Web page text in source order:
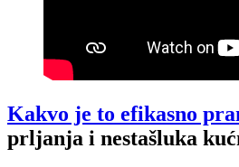
Kakvo je to efikasno
prljanja i nestašluka